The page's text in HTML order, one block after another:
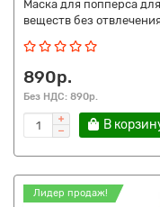
Маска для попперса
веществ без
890р.
Без НДС: 890р.
В
Лидер продаж!